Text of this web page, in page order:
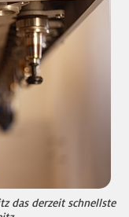
das derzeit schnellste